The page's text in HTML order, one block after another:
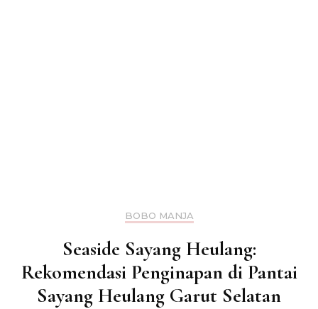
BOBO MANJA
Seaside Sayang Heulang:
Rekomendasi Penginapan di Pantai
Sayang Heulang Garut Selatan